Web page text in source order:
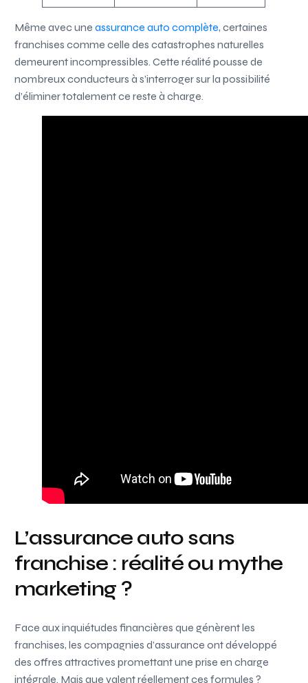
Même avec uneassurance auto complète, certaines
franchises comme celle des catastrophes naturelles
demeurent incompressibles. Cette réalité pousse de
nombreux conducteurs à s’interroger sur la possibilité
d’éliminer totalement ce reste à charge.
L’assurance auto sans
franchise : réalité ou mythe
marketing ?
Face aux inquiétudes financières que génèrent les
franchises, les compagnies d’assurance ont développé
des offres attractives promettant une prise en charge
intégrale. Mais que valent réellement ces formules ?